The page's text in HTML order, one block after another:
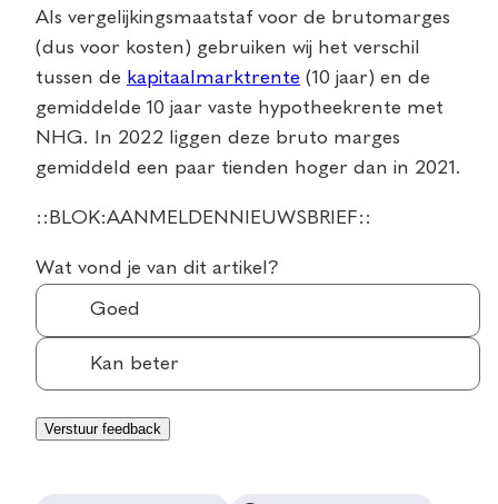
Als vergelijkingsmaatstaf voor de brutomarges
(dus voor kosten) gebruiken wij het verschil
tussen de kapitaalmarktrente (10 jaar) en de
gemiddelde 10 jaar vaste hypotheekrente met
NHG. In 2022 liggen deze bruto marges
gemiddeld een paar tienden hoger dan in 2021.
::BLOK:AANMELDENNIEUWSBRIEF::
Wat vond je van dit artikel?
Goed
Kan beter